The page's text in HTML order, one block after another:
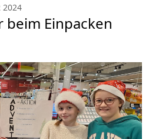
2024
beim Einpacken